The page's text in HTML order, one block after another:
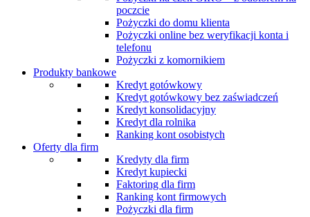
poczcie
Pożyczki do domu klienta
Pożyczki online bez weryfikacji konta i
telefonu
Pożyczki z komornikiem
Produkty bankowe
Kredyt gotówkowy
Kredyt gotówkowy bez zaświadczeń
Kredyt konsolidacyjny
Kredyt dla rolnika
Ranking kont osobistych
Oferty dla firm
Kredyty dla firm
Kredyt kupiecki
Faktoring dla firm
Ranking kont firmowych
Pożyczki dla firm